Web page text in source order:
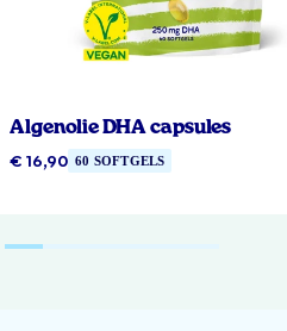
Algenolie DHA capsules
€ 16,90 60 SOFTGELS